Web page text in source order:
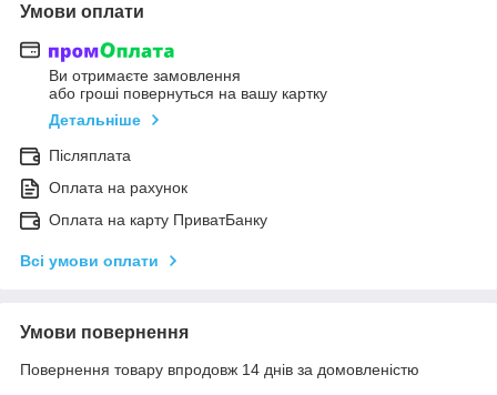
Умови оплати
Ви отримаєте замовлення
або гроші повернуться на вашу картку
Детальніше
Післяплата
Оплата на рахунок
Оплата на карту ПриватБанку
Всі умови оплати
Умови повернення
Повернення товару впродовж 14 днів за домовленістю